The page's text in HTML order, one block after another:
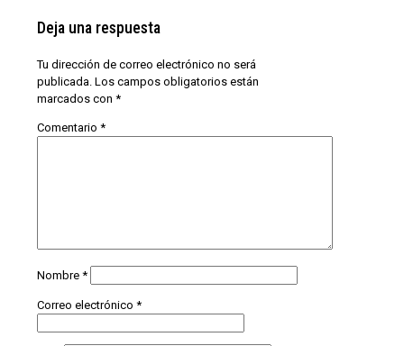
Deja una respuesta
Tu dirección de correo electrónico no será
publicada. Los campos obligatorios están
marcados con *
Comentario *
Nombre *
Correo electrónico *